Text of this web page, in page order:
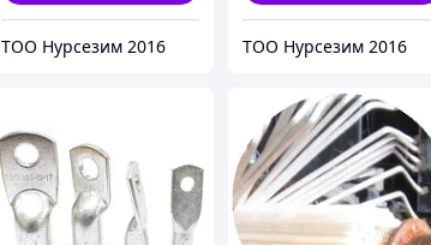
ТОО Нурсезим 2016 ТОО Нурсезим 2016